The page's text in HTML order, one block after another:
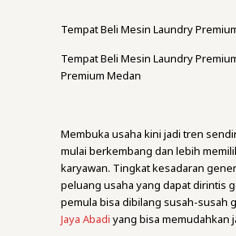
Tempat Beli Mesin Laundry
Tempat Beli Mesin Laundry
Premium Medan
Membuka usaha kini jadi tren
mulai berkembang dan lebih
karyawan. Tingkat kesadaran
peluang usaha yang dapat dirintis
pemula bisa dibilang susah-susah
Jaya Abadi yang bisa memudahkan